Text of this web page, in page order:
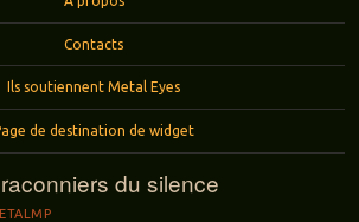
Contacts
Ils soutiennent Metal Eyes
de destination de widget
du silence